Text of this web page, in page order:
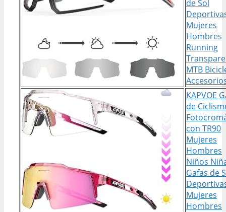
de Sol
Mujeres
Hombres
Running
MTB
KAPVOE
de
con TR90
Mujeres
Hombres
Niños
Gafas de
Mujeres
Hombres